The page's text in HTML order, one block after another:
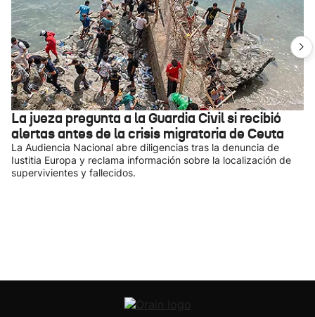
La jueza pregunta a la Guardia Civil si recibió
alertas antes de la crisis migratoria de Ceuta
La Audiencia Nacional abre diligencias tras la denuncia de
Iustitia Europa y reclama información sobre la localización de
supervivientes y fallecidos.